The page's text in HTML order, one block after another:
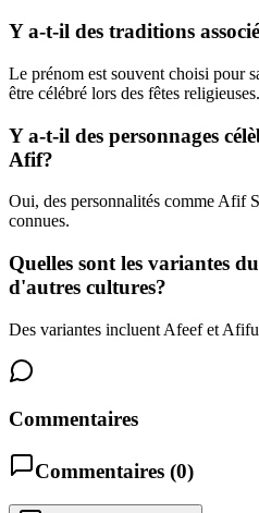
Y a-t-il des traditions
Le prénom est souvent choisi pour
être célébré lors des fêtes religieuses.
Y a-t-il des personnages
Afif?
Oui, des personnalités comme Afif
connues.
Quelles sont les variantes
d'autres cultures?
Des variantes incluent Afeef et
Commentaires
Commentaires (0)